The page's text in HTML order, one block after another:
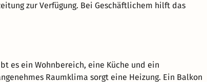
zur Verfügung. Bei Geschäftlichem hilft das
es ein Wohnbereich, eine Küche und ein
Raumklima sorgt eine Heizung. Ein Balkon